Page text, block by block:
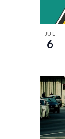
JUIL
6